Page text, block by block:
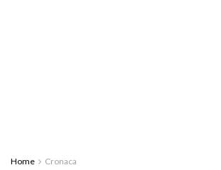
Home Cronaca